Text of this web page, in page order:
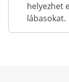
helyezhet
lábasokat.